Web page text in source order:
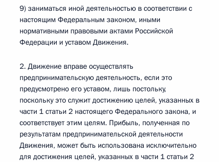
9) заниматься иной деятельностью в соответствии с
настоящим Федеральным законом, иными
нормативными правовыми актами Российской
Федерации и уставом Движения.
2. Движение вправе осуществлять
предпринимательскую деятельность, если это
предусмотрено его уставом, лишь постольку,
поскольку это служит достижению целей, указанных в
части 1 статьи 2 настоящего Федерального закона, и
соответствует этим целям. Прибыль, полученная по
результатам предпринимательской деятельности
Движения, может быть использована исключительно
для достижения целей, указанных в части 1 статьи 2